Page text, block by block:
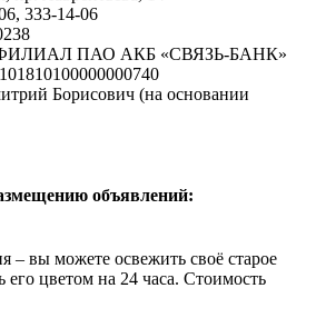
333-14-06
ПАО АКБ «СВЯЗЬ-БАНК»
Борисович (на основании
объявлений:
– вы можете освежить своё старое
его цветом на 24 часа. Стоимость